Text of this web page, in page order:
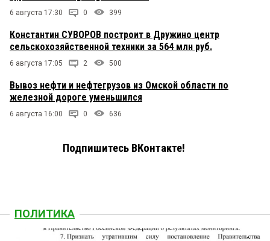
6 августа 17:30 0 399
Константин СУВОРОВ построит в Дружино центр
сельскохозяйственной техники за 564 млн руб.
6 августа 17:05 2 500
Вывоз нефти и нефтегрузов из Омской области по
железной дороге уменьшился
6 августа 16:00 0 636
Подпишитесь ВКонтакте!
ПОЛИТИКА